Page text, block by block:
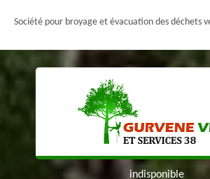
Société pour broyage et évacuation des déchets
indisponible